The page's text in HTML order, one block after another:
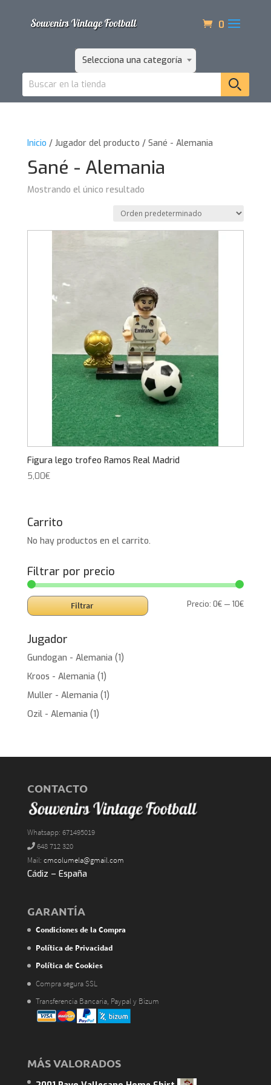
0
Selecciona una categoría
Inicio / Jugador del producto / Sané - Alemania
Sané - Alemania
Mostrando el único resultado
Figura lego trofeo Ramos Real Madrid
5,00€
Carrito
No hay productos en el carrito.
Filtrar por precio
Precio
Precio
Filtrar Precio:0€ —10€
Jugador
Gundogan - Alemania (1)
Kroos - Alemania (1)
Muller - Alemania (1)
Ozil - Alemania (1)
CONTACTO
Whatsapp: 671495019
648 712 320
Mail: cmcolumela@gmail.com
Cádiz – España
GARANTÍA
Condiciones de la Compra
Política de Privacidad
Política de Cookies
Compra segura SSL
Transferencia Bancaria, Paypal y Bizum
MÁS VALORADOS